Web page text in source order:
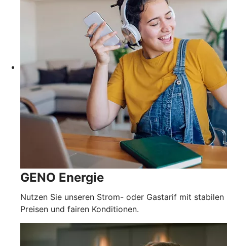
GENO Energie
Nutzen Sie unseren Strom- oder Gastarif mit stabilen
Preisen und fairen Konditionen.